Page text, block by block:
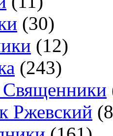
(30)
(12)
(243)
Ржевский